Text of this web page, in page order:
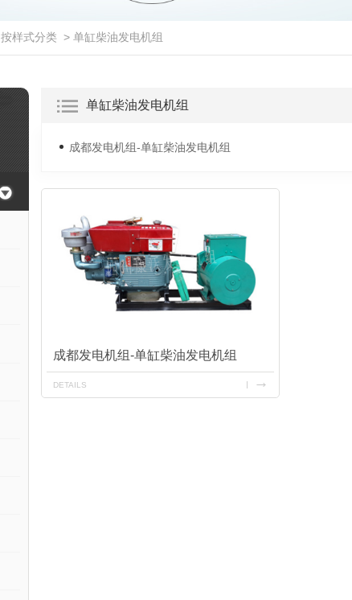
按样式分类 > 单缸柴油发电机组
单缸柴油发电机组
成都发电机组-单缸柴油发电机组
成都发电机组-单缸柴油发电机组
DETAILS